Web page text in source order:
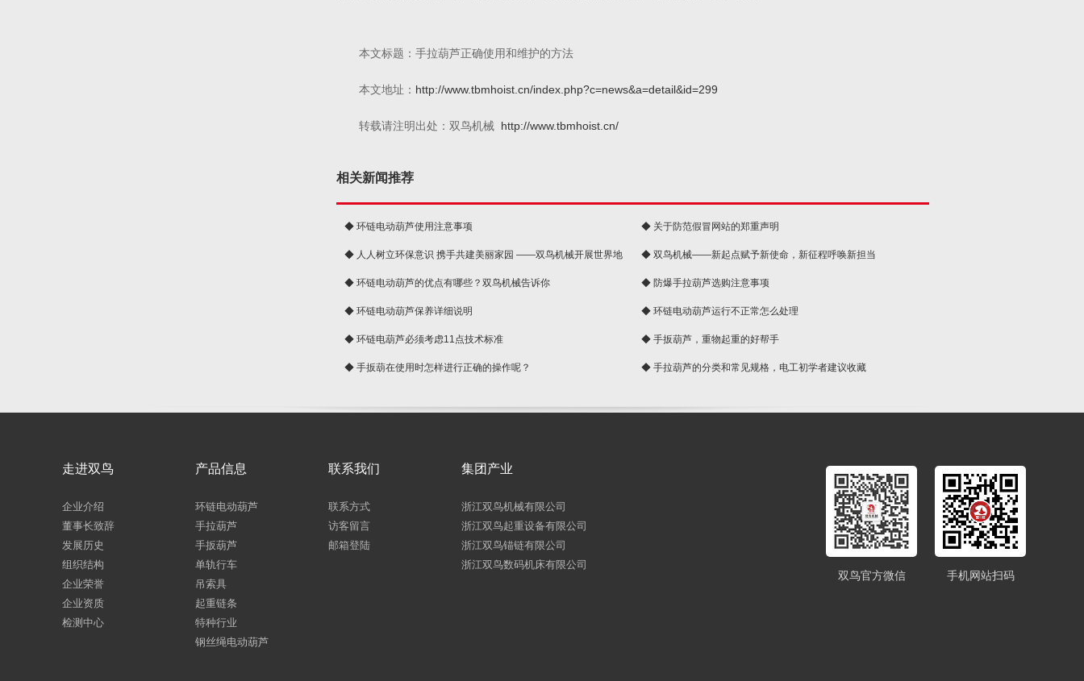
本文标题：手拉葫芦正确使用和维护的方法
本文地址： http://www.tbmhoist.cn/index.php?c=news&a=detail&id=299
转载请注明出处：双鸟机械 http://www.tbmhoist.cn/
相关新闻推荐
◆ 环链电动葫芦使用注意事项 ◆ 关于防范假冒网站的郑重声明
◆ 人人树立环保意识 携手共建美丽家园 ——双鸟机械开展世界地
球
◆ 双鸟机械——新起点赋予新使命，新征程呼唤新担当
◆ 环链电动葫芦的优点有哪些？双鸟机械告诉你 ◆ 防爆手拉葫芦选购注意事项
◆ 环链电动葫芦保养详细说明 ◆ 环链电动葫芦运行不正常怎么处理
◆ 环链电葫芦必须考虑11点技术标准 ◆ 手扳葫芦，重物起重的好帮手
◆ 手扳葫在使用时怎样进行正确的操作呢？ ◆ 手拉葫芦的分类和常见规格，电工初学者建议收藏
走进双鸟
企业介绍
董事长致辞
发展历史
组织结构
企业荣誉
企业资质
检测中心
产品信息
环链电动葫芦
手拉葫芦
手扳葫芦
单轨行车
吊索具
起重链条
特种行业
钢丝绳电动葫芦
联系我们
联系方式
访客留言
邮箱登陆
集团产业
浙江双鸟机械有限公司
浙江双鸟起重设备有限公司
浙江双鸟锚链有限公司
浙江双鸟数码机床有限公司
手机网站扫码
双鸟官方微信